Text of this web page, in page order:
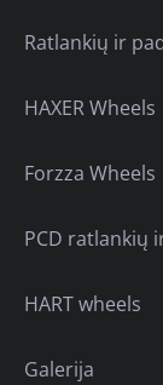
Ratlankių ir
HAXER Wheels
Forzza Wheels
PCD ratlankių
HART wheels
Galerija